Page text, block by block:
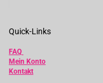
Quick-Links
FAQ
Mein Konto
Kontakt